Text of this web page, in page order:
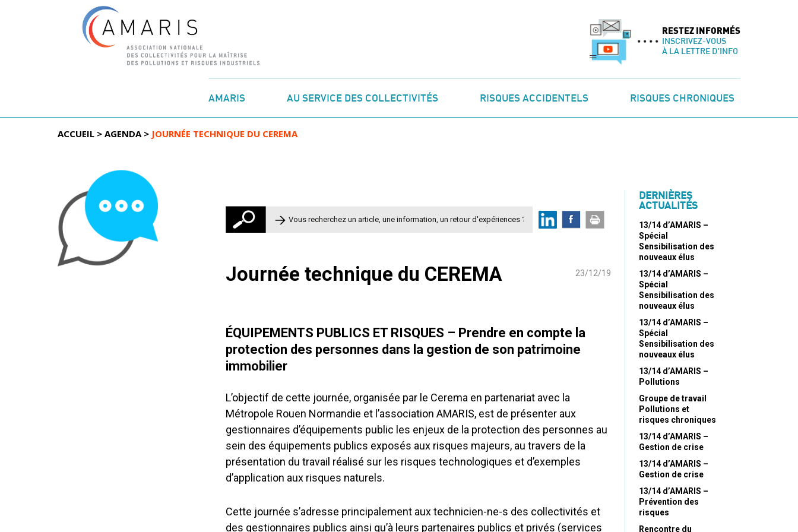
RESTEZ INFORMÉS
INSCRIVEZ-VOUS
À LA LETTRE D'INFO
AMARIS AU SERVICE DES COLLECTIVITÉS RISQUES ACCIDENTELS RISQUES CHRONIQUES
ACCUEIL > AGENDA> JOURNÉE TECHNIQUE DU CEREMA
Rechercher :
Journée technique du CEREMA 23/12/19
ÉQUIPEMENTS PUBLICS ET RISQUES – Prendre en compte la
protection des personnes dans la gestion de son patrimoine
immobilier
L’objectif de cette journée, organisée par le Cerema en partenariat avec la
Métropole Rouen Normandie et l’association AMARIS, est de présenter aux
gestionnaires d’équipements public les enjeux de la protection des personnes au
sein des équipements publics exposés aux risques majeurs, au travers de la
présentation du travail réalisé sur les risques technologiques et d’exemples
d’application aux risques naturels.
Cette journée s’adresse principalement aux technicien-ne-s des collectivités et
des gestionnaires publics ainsi qu’à leurs partenaires publics et privés (services
DERNIÈRES
ACTUALITÉS
13/14 d’AMARIS –
Spécial
Sensibilisation des
nouveaux élus
13/14 d’AMARIS –
Spécial
Sensibilisation des
nouveaux élus
13/14 d’AMARIS –
Spécial
Sensibilisation des
nouveaux élus
13/14 d’AMARIS –
Pollutions
Groupe de travail
Pollutions et
risques chroniques
13/14 d’AMARIS –
Gestion de crise
13/14 d’AMARIS –
Gestion de crise
13/14 d’AMARIS –
Prévention des
risques
Rencontre du